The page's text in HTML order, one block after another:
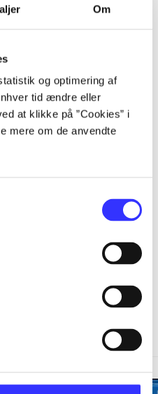
Om
og optimering af
tid ændre eller
at klikke på ”Cookies” i
mere om de anvendte